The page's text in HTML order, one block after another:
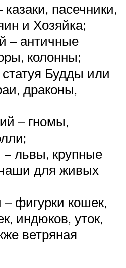
казаки, пасечники,
и Хозяйка;
– античные
колонны;
Будды или
драконы,
– гномы,
– львы, крупные
для живых
– фигурки кошек,
индюков, уток,
ветряная